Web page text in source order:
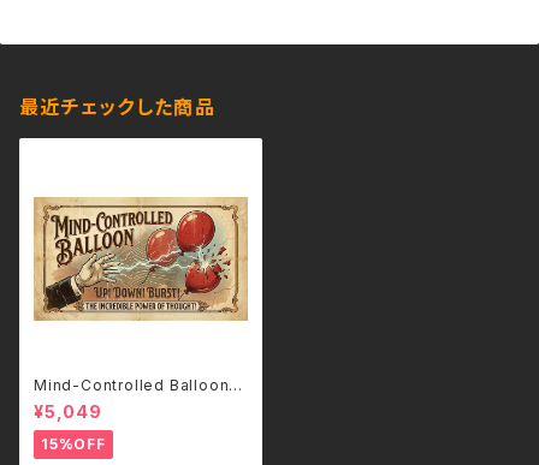
最近チェックした商品
Mind-Controlled Balloon
(Deluxe ver.) by RYOTA
¥5,049
15%OFF